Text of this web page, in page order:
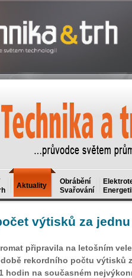
Aktuality
Obrábění
Svařování
výtisků za
připravila na letošním
rekordního počtu výtisků
hodin na současném